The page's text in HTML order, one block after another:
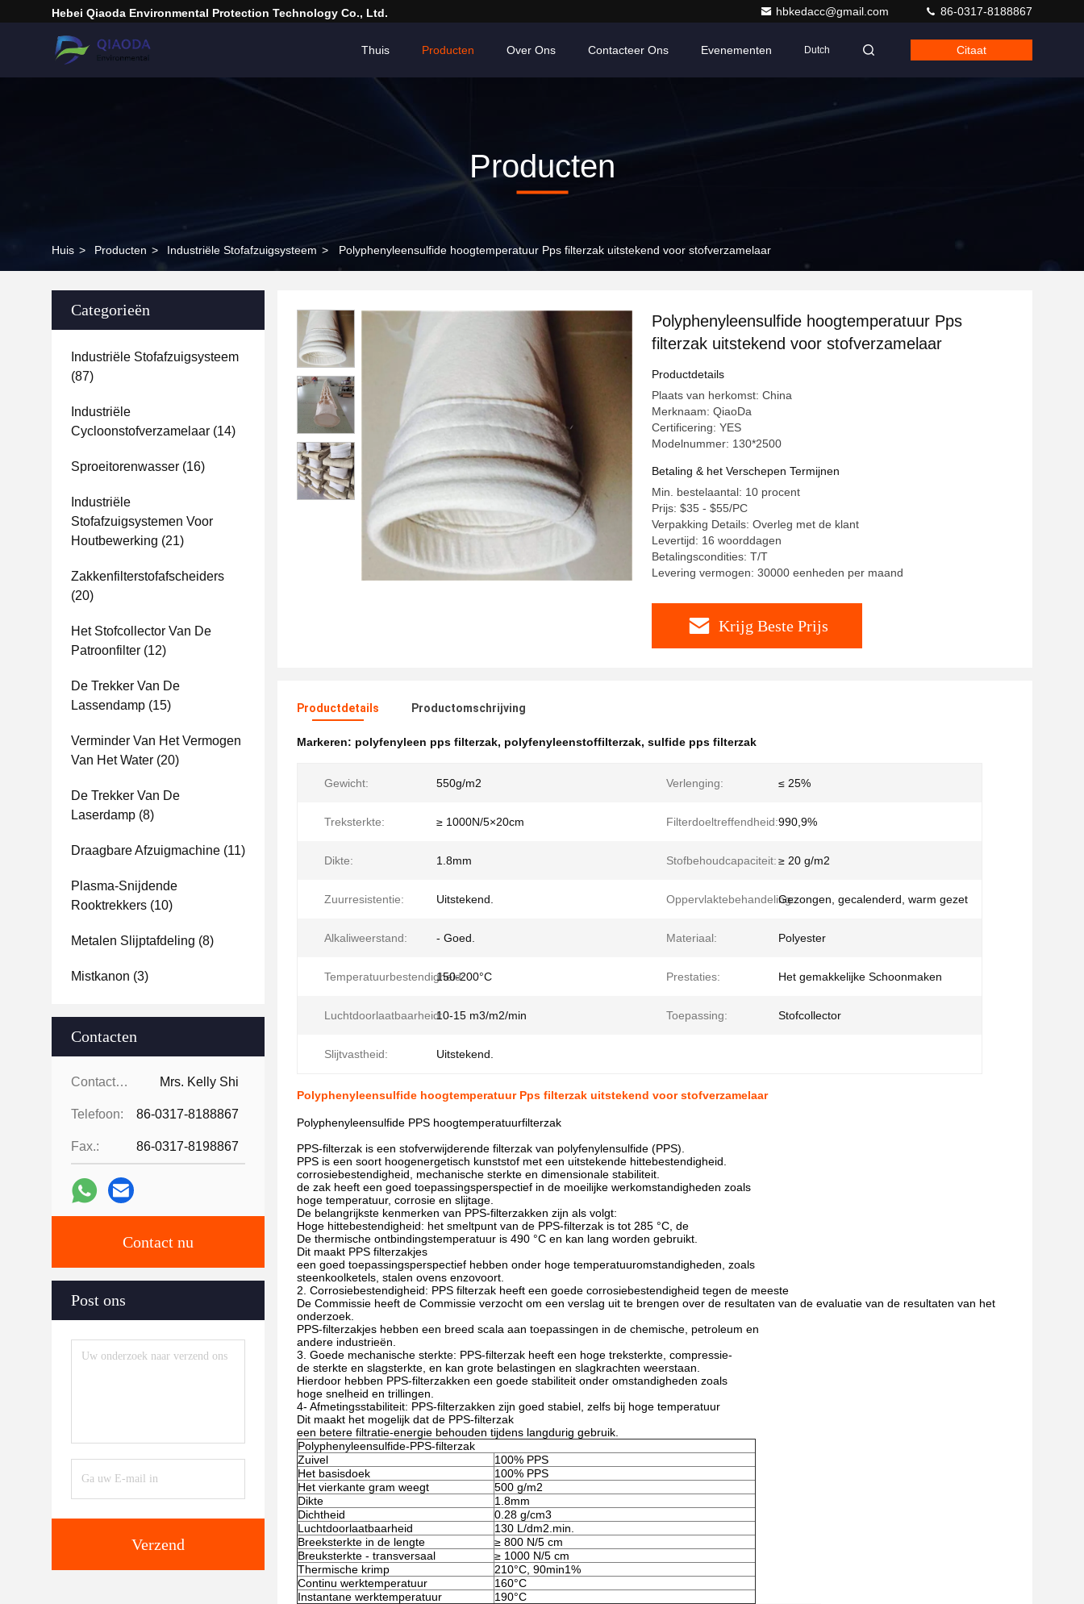
Hebei Qiaoda Environmental Protection Technology Co., Ltd. hbkedacc@gmail.com 86-0317-8188867
Thuis Producten Over Ons Contacteer Ons Evenementen Dutch Citaat
Producten
Huis > Producten > Industriële Stofafzuigsysteem > Polyphenyleensulfide hoogtemperatuur Pps filterzak uitstekend voor stofverzamelaar
Categorieën
Industriële Stofafzuigsysteem
(87)
Industriële
Cycloonstofverzamelaar (14)
Sproeitorenwasser (16)
Industriële
Stofafzuigsystemen Voor
Houtbewerking (21)
Zakkenfilterstofafscheiders
(20)
Het Stofcollector Van De
Patroonfilter (12)
De Trekker Van De
Lassendamp (15)
Verminder Van Het Vermogen
Van Het Water (20)
De Trekker Van De
Laserdamp (8)
Draagbare Afzuigmachine (11)
Plasma-Snijdende
Rooktrekkers (10)
Metalen Slijptafdeling (8)
Mistkanon (3)
Contacten
Contacten: Mrs. Kelly Shi
Telefoon: 86-0317-8188867
Fax.: 86-0317-8198867
Contact nu
Post ons
Verzend
Polyphenyleensulfide hoogtemperatuur Pps
filterzak uitstekend voor stofverzamelaar
Productdetails
Plaats van herkomst: China
Merknaam: QiaoDa
Certificering: YES
Modelnummer: 130*2500
Betaling & het Verschepen Termijnen
Min. bestelaantal: 10 procent
Prijs: $35 - $55/PC
Verpakking Details: Overleg met de klant
Levertijd: 16 woorddagen
Betalingscondities: T/T
Levering vermogen: 30000 eenheden per maand
Krijg Beste Prijs
Productdetails Productomschrijving
Markeren: polyfenyleen pps filterzak, polyfenyleenstoffilterzak, sulfide pps filterzak
Gewicht: 550g/m2 Verlenging: ≤ 25%
Treksterkte: ≥ 1000N/5×20cm Filterdoeltreffendheid:990,9%
Dikte: 1.8mm Stofbehoudcapaciteit:≥ 20 g/m2
Zuurresistentie: Uitstekend. Oppervlaktebehandeling:Gezongen, gecalenderd, warm gezet
Alkaliweerstand: - Goed. Materiaal: Polyester
Temperatuurbestendigheid:150-200°C Prestaties: Het gemakkelijke Schoonmaken
Luchtdoorlaatbaarheid:10-15 m3/m2/min Toepassing: Stofcollector
Slijtvastheid: Uitstekend.
Polyphenyleensulfide hoogtemperatuur Pps filterzak uitstekend voor stofverzamelaar
Polyphenyleensulfide PPS hoogtemperatuurfilterzak
PPS-filterzak is een stofverwijderende filterzak van polyfenylensulfide (PPS).
PPS is een soort hoogenergetisch kunststof met een uitstekende hittebestendigheid.
corrosiebestendigheid, mechanische sterkte en dimensionale stabiliteit.
de zak heeft een goed toepassingsperspectief in de moeilijke werkomstandigheden zoals
hoge temperatuur, corrosie en slijtage.
De belangrijkste kenmerken van PPS-filterzakken zijn als volgt:
Hoge hittebestendigheid: het smeltpunt van de PPS-filterzak is tot 285 °C, de
De thermische ontbindingstemperatuur is 490 °C en kan lang worden gebruikt.
Dit maakt PPS filterzakjes
een goed toepassingsperspectief hebben onder hoge temperatuuromstandigheden, zoals
steenkoolketels, stalen ovens enzovoort.
2. Corrosiebestendigheid: PPS filterzak heeft een goede corrosiebestendigheid tegen de meeste
De Commissie heeft de Commissie verzocht om een verslag uit te brengen over de resultaten van de evaluatie van de resultaten van het
onderzoek.
PPS-filterzakjes hebben een breed scala aan toepassingen in de chemische, petroleum en
andere industrieën.
3. Goede mechanische sterkte: PPS-filterzak heeft een hoge treksterkte, compressie-
de sterkte en slagsterkte, en kan grote belastingen en slagkrachten weerstaan.
Hierdoor hebben PPS-filterzakken een goede stabiliteit onder omstandigheden zoals
hoge snelheid en trillingen.
4- Afmetingsstabiliteit: PPS-filterzakken zijn goed stabiel, zelfs bij hoge temperatuur
Dit maakt het mogelijk dat de PPS-filterzak
een betere filtratie-energie behouden tijdens langdurig gebruik.
Polyphenyleensulfide-PPS-filterzak
Zuivel
100% PPS
Het basisdoek
100% PPS
Het vierkante gram weegt
500 g/m2
Dikte
1.8mm
Dichtheid
0.28 g/cm3
Luchtdoorlaatbaarheid
130 L/dm2.min.
Breeksterkte in de lengte
≥ 800 N/5 cm
Breuksterkte - transversaal
≥ 1000 N/5 cm
Thermische krimp
210°C, 90min1%
Continu werktemperatuur
160°C
Instantane werktemperatuur
190°C